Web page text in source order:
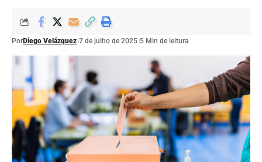
PorDiego Velázquez 7 de julho de 2025 5 Min de leitura